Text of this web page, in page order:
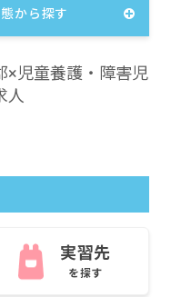
から探す
×児童養護・障害児
人
実習先
を探す